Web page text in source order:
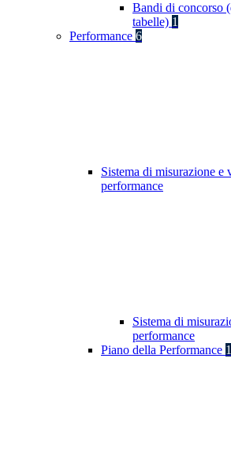
Bandi di concorso
tabelle) 1
Performance 6
Sistema di misurazione e
performance
Sistema di
performance
Piano della Performance 1